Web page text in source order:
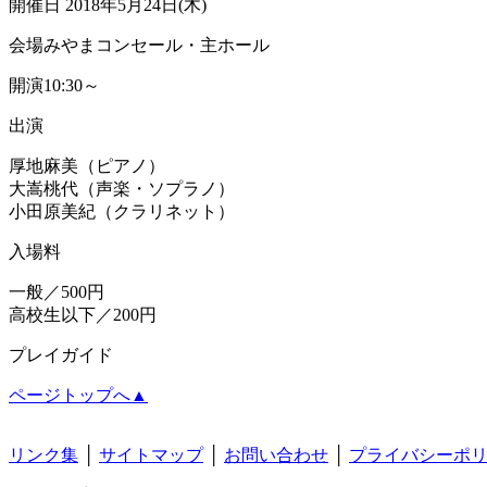
開催日 2018年5月24日(木)
会場みやまコンセール・主ホール
開演10:30～
出演
厚地麻美（ピアノ）
大嵩桃代（声楽・ソプラノ）
小田原美紀（クラリネット）
入場料
一般／500円
高校生以下／200円
プレイガイド
ページトップへ▲
リンク集 サイトマップ│ お問い合わせ プライバシーポ